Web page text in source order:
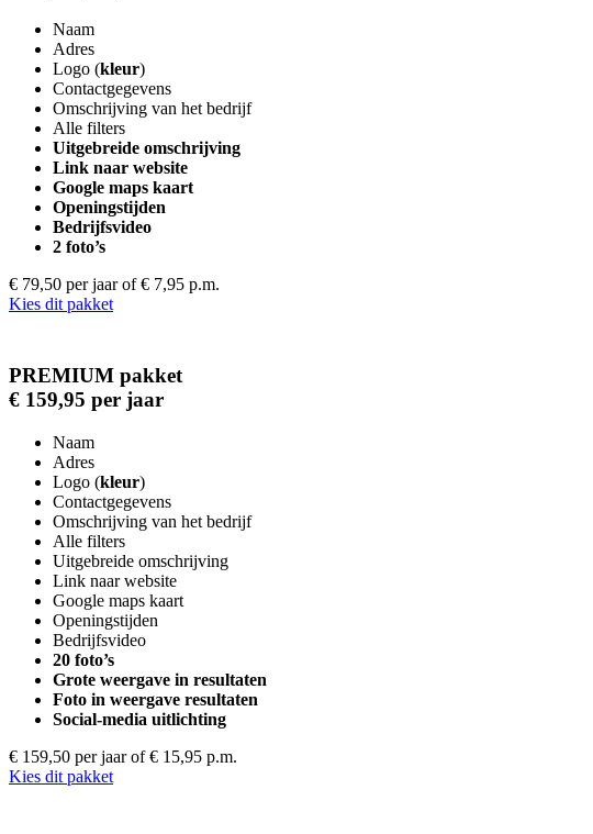
Naam
Adres
Logo (kleur)
Contactgegevens
Omschrijving van het bedrijf
Alle filters
Uitgebreide omschrijving
Link naar website
Google maps kaart
Openingstijden
Bedrijfsvideo
2 foto’s
€ 79,50 per jaar of € 7,95 p.m.
Kies dit pakket
PREMIUM pakket
€ 159,95 per jaar
Naam
Adres
Logo (kleur)
Contactgegevens
Omschrijving van het bedrijf
Alle filters
Uitgebreide omschrijving
Link naar website
Google maps kaart
Openingstijden
Bedrijfsvideo
20 foto’s
Grote weergave in resultaten
Foto in weergave resultaten
Social-media uitlichting
€ 159,50 per jaar of € 15,95 p.m.
Kies dit pakket